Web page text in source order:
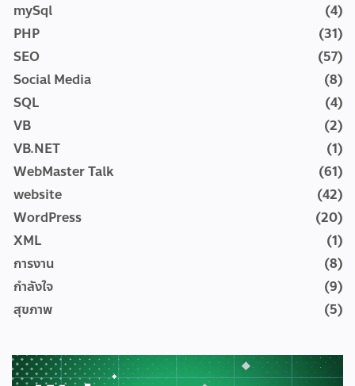
mySql
(4)
PHP
(31)
SEO
(57)
Social Media
(8)
SQL
(4)
VB
(2)
VB.NET
(1)
WebMaster Talk
(61)
website
(42)
WordPress
(20)
XML
(1)
การงาน
(8)
กำลังใจ
(9)
สุขภาพ
(5)